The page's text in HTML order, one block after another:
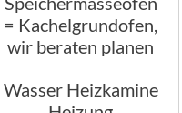
= Kachelgrundofen,
wir beraten planen
Wasser Heizkamine